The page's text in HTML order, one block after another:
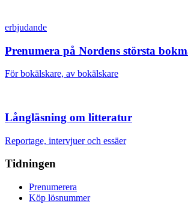
erbjudande
Prenumera på Nordens största
För bokälskare, av bokälskare
Långläsning om litteratur
Reportage, intervjuer och essäer
Tidningen
Prenumerera
Köp lösnummer